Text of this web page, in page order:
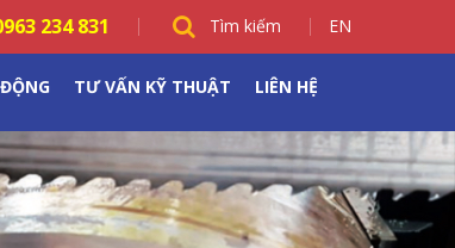
234 831 Tìm kiếm EN
TƯ VẤN KỸ THUẬT LIÊN HỆ